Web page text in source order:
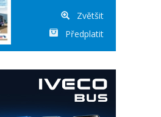
Zvětšit
Předplatit